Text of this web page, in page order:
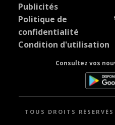
Publicités
Politique de
confidentialité
Condition d'utilisation
Consultez vos
TOUS DROITS